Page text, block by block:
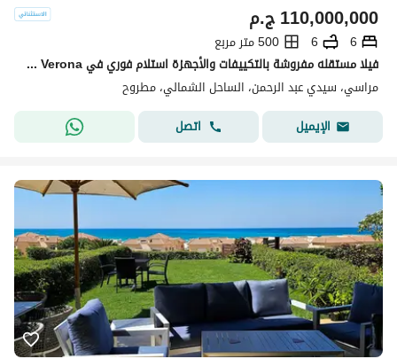
ج.م110,000,000
6
6
500 متر مربع
فيلا مستقله مفروشة بالتكييفات والأجهزة استلام فوري في Marassi Verona مراسي فيرونا أول صف على اللاجون والجولف حمام سباحة خاص موقع مميز سكن فاخر
مراسي، سيدي عبد الرحمن، الساحل الشمالي، مطروح
الإيميل
اتصل